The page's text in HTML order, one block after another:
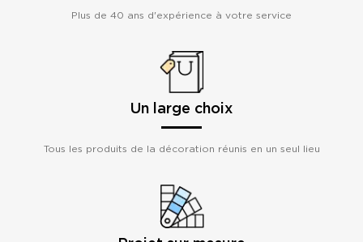
Plus de 40 ans d'expérience à votre service
Un large choix
Tous les produits de la décoration réunis en un seul lieu